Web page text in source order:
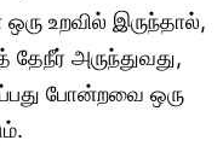
உறவில் இருந்தால்,
தேநீர் அருந்துவது,
போன்றவை ஒரு